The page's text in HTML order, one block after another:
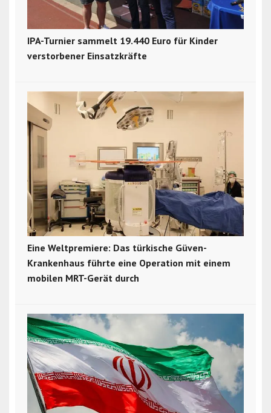
IPA-Turnier sammelt 19.440 Euro für Kinder
verstorbener Einsatzkräfte
Eine Weltpremiere: Das türkische Güven-
Krankenhaus führte eine Operation mit einem
mobilen MRT-Gerät durch